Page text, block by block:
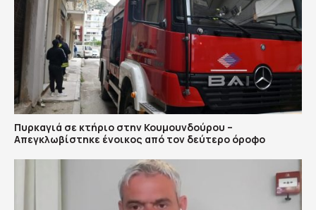
Πυρκαγιά σε κτήριο στην Κουμουνδούρου –
Απεγκλωβίστηκε ένοικος από τον δεύτερο όροφο